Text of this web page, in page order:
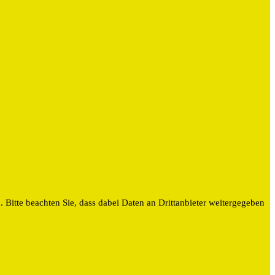
beachten Sie, dass dabei Daten an Drittanbieter weitergegeben